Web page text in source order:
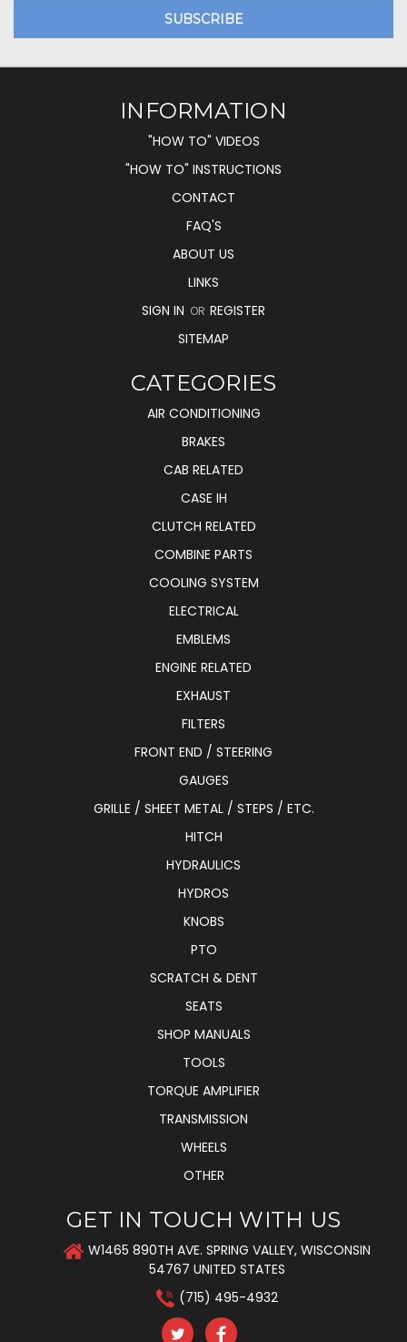
INFORMATION
"HOW TO" VIDEOS
"HOW TO" INSTRUCTIONS
CONTACT
FAQ'S
ABOUT US
LINKS
SIGN IN OR REGISTER
SITEMAP
CATEGORIES
AIR CONDITIONING
BRAKES
CAB RELATED
CASE IH
CLUTCH RELATED
COMBINE PARTS
COOLING SYSTEM
ELECTRICAL
EMBLEMS
ENGINE RELATED
EXHAUST
FILTERS
FRONT END / STEERING
GAUGES
GRILLE / SHEET METAL / STEPS / ETC.
HITCH
HYDRAULICS
HYDROS
KNOBS
PTO
SCRATCH & DENT
SEATS
SHOP MANUALS
TOOLS
TORQUE AMPLIFIER
TRANSMISSION
WHEELS
OTHER
GET IN TOUCH WITH US
W1465 890TH AVE. SPRING VALLEY, WISCONSIN
54767 UNITED STATES
(715) 495-4932